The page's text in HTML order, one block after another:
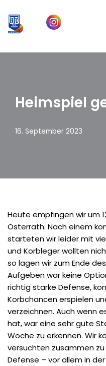
Zum
springen
Heimspiel
16. September 2023
Heute empfingen wir um
Osterrath. Nach einem
starteten wir leider mit
und Korbleger wollten
so lagen wir zum Ende
Aufgeben war keine
richtig starke Defense,
Korbchancen erspielen
verzeichnen. Auch wenn
hat, war eine sehr gute
Woche zu erkennen. Wir
versuchten zusammen
Defense – vor allem in